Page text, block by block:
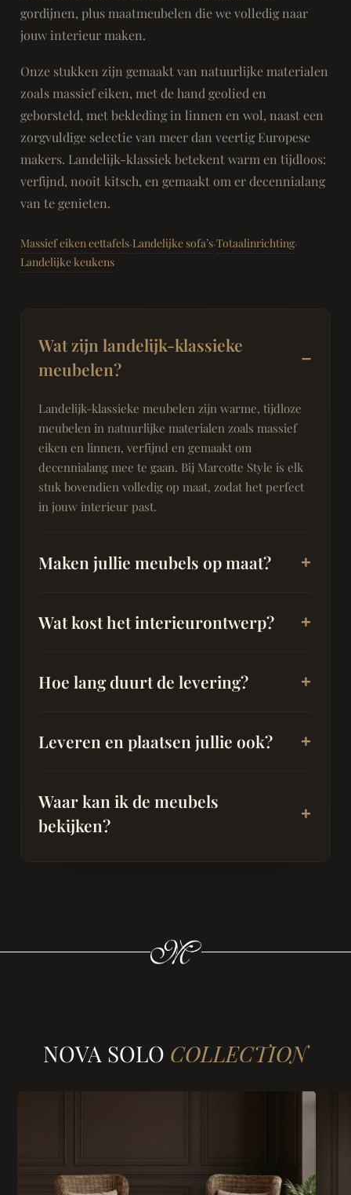
gordijnen, plus maatmeubelen die we volledig naar
jouw interieur maken.
Onze stukken zijn gemaakt van natuurlijke materialen
zoals massief eiken, met de hand geolied en
geborsteld, met bekleding in linnen en wol, naast een
zorgvuldige selectie van meer dan veertig Europese
makers. Landelijk-klassiek betekent warm en tijdloos:
verfijnd, nooit kitsch, en gemaakt om er decennialang
van te genieten.
Massief eiken eettafels·Landelijke sofa’s·Totaalinrichting·
Landelijke keukens
Wat zijn landelijk-klassieke
meubelen?
Landelijk-klassieke meubelen zijn warme, tijdloze
meubelen in natuurlijke materialen zoals massief
eiken en linnen, verfijnd en gemaakt om
decennialang mee te gaan. Bij Marcotte Style is elk
stuk bovendien volledig op maat, zodat het perfect
in jouw interieur past.
Maken jullie meubels op maat?
Wat kost het interieurontwerp?
Hoe lang duurt de levering?
Leveren en plaatsen jullie ook?
Waar kan ik de meubels
bekijken?
NOVA SOLO COLLECTION